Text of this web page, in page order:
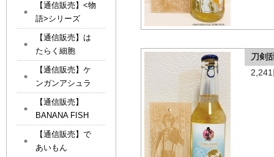
刀剣
【通信販売】<物
語>シリーズ
【通信販売】は
たらく細胞
【通信販売】ケ
ンガンアシュラ
【通信販売】
BANANA FISH
【通信販売】で
あいもん